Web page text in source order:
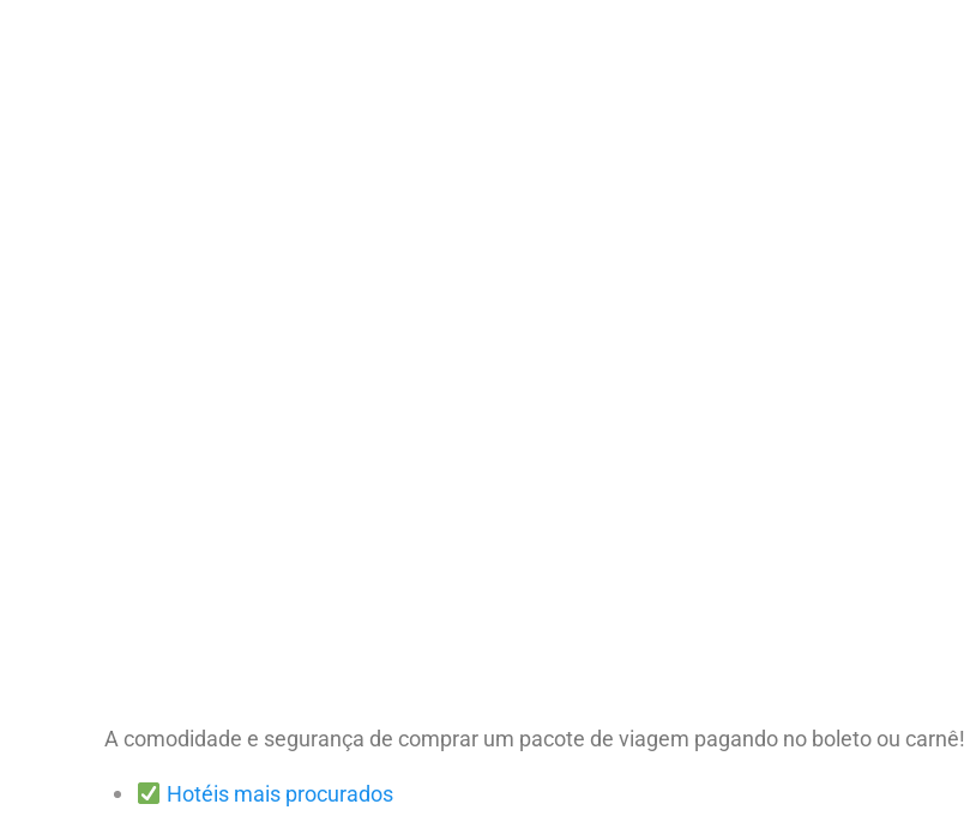
A comodidade e segurança de comprar um pacote de viagem pagando no boleto ou carnê!
Hotéis mais procurados